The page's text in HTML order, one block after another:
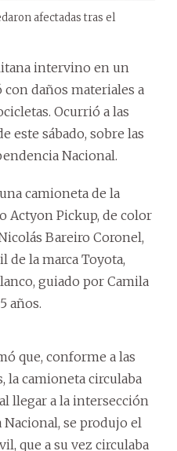
afectadas tras el
intervino en un
daños materiales a
Ocurrió a las
este sábado, sobre las
Nacional.
camioneta de la
Actyon Pickup, de color
Bareiro Coronel,
de la marca Toyota,
guiado por Camila
años.
que, conforme a las
la camioneta circulaba
llegar a la intersección
se produjo el
que a su vez circulaba